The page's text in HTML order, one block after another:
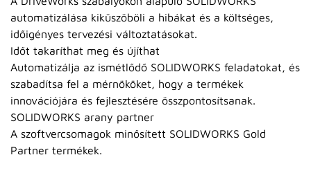
automatizálása kiküszöböli a hibákat és a költséges,
időigényes tervezési változtatásokat.
Időt takaríthat meg és újíthat
Automatizálja az ismétlődő SOLIDWORKS feladatokat, és
szabadítsa fel a mérnököket, hogy a termékek
innovációjára és fejlesztésére összpontosítsanak.
SOLIDWORKS arany partner
A szoftvercsomagok minősített SOLIDWORKS Gold
Partner termékek.